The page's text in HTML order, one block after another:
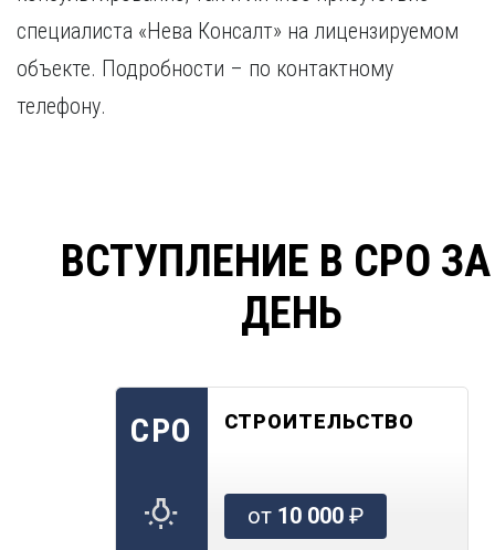
специалиста «Нева Консалт» на лицензируемом
объекте. Подробности – по контактному
телефону.
ВСТУПЛЕНИЕ В СРО
ДЕНЬ
СРО СТРОИТЕЛЬСТВО
от 10 000₽